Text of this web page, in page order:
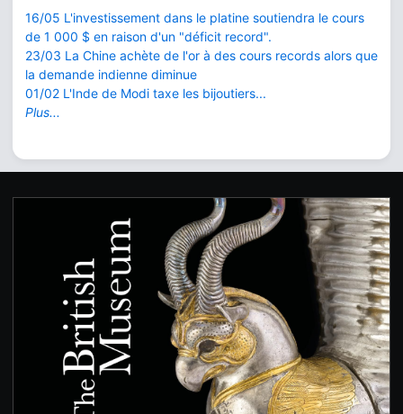
16/05 L'investissement dans le platine soutiendra le cours
de 1 000 $ en raison d'un "déficit record".
23/03 La Chine achète de l'or à des cours records alors que
la demande indienne diminue
01/02 L'Inde de Modi taxe les bijoutiers...
Plus...